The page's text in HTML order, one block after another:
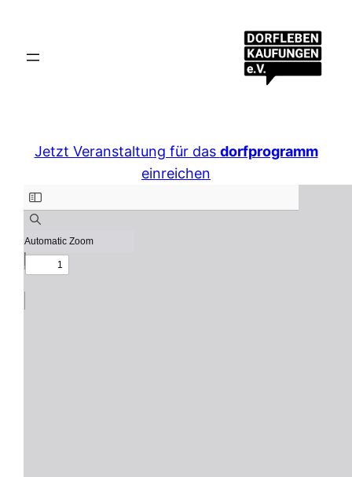
Jetzt Veranstaltung für das dorfprogramm
einreichen